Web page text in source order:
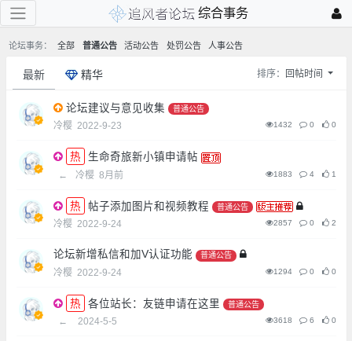
综合事务
论坛事务： 全部 普通公告 活动公告 处罚公告 人事公告
最新 精华 排序： 回帖时间
论坛建议与意见收集 普通公告
冷樱 2022-9-23 1432 0 0
生命奇旅新小镇申请帖
← 冷樱 8月前 1883 4 1
帖子添加图片和视频教程 普通公告
冷樱 2022-9-24 2857 0 2
论坛新增私信和加V认证功能 普通公告
冷樱 2022-9-24 1294 0 0
各位站长：友链申请在这里 普通公告
← 2024-5-5 3618 6 0